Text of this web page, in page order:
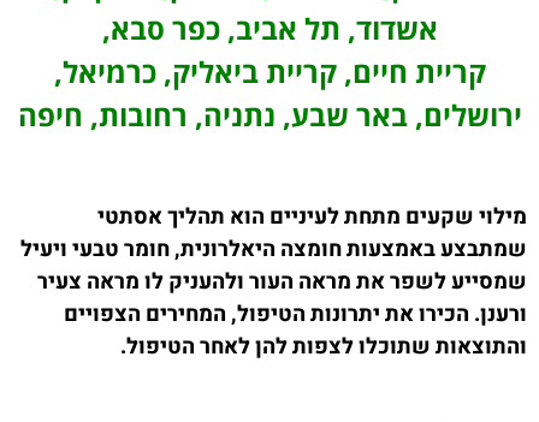
אשדוד, תל אביב, כפר סבא,
קריית חיים, קריית ביאליק, כרמיאל,
ירושלים, באר שבע, נתניה, רחובות, חיפה
מילוי שקעים מתחת לעיניים הוא תהליך אסתטי
שמתבצע באמצעות חומצה היאלרונית, חומר טבעי ויעיל
שמסייע לשפר את מראה העור ולהעניק לו מראה צעיר
ורענן. הכירו את יתרונות הטיפול, המחירים הצפויים
והתוצאות שתוכלו לצפות להן לאחר הטיפול.